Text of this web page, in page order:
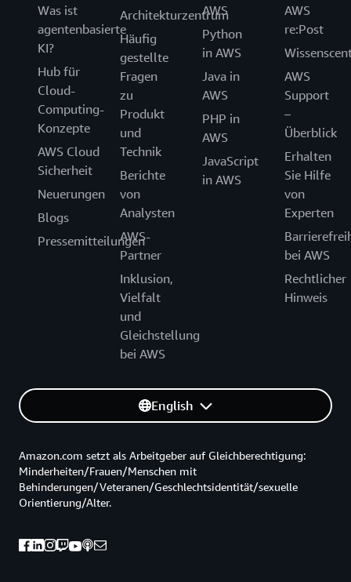
Was ist
agentenbasierte
KI?
Hub für
Cloud-
Computing-
Konzepte
AWS Cloud
Sicherheit
Neuerungen
Blogs
Pressemitteilungen
Architekturzentrum
Häufig
gestellte
Fragen
zu
Produkt
und
Technik
Berichte
von
Analysten
AWS-
Partner
Inklusion,
Vielfalt
und
Gleichstellung
bei AWS
AWS
Python
in AWS
Java in
AWS
PHP in
AWS
JavaScript
in AWS
AWS
re:Post
AWS
Support
–
Überblick
Erhalten
Sie Hilfe
von
Experten
bei AWS
Rechtlicher
Hinweis
English
Amazon.com setzt als Arbeitgeber auf Gleichberechtigung:
Minderheiten/Frauen/Menschen mit
Behinderungen/Veteranen/Geschlechtsidentität/sexuelle
Orientierung/Alter.